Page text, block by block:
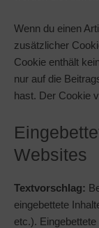
Wenn du einen
zusätzlicher
Cookie enthält
nur auf die
hast. Der Cookie
Websites
Textvorschlag:
eingebettete
etc.).